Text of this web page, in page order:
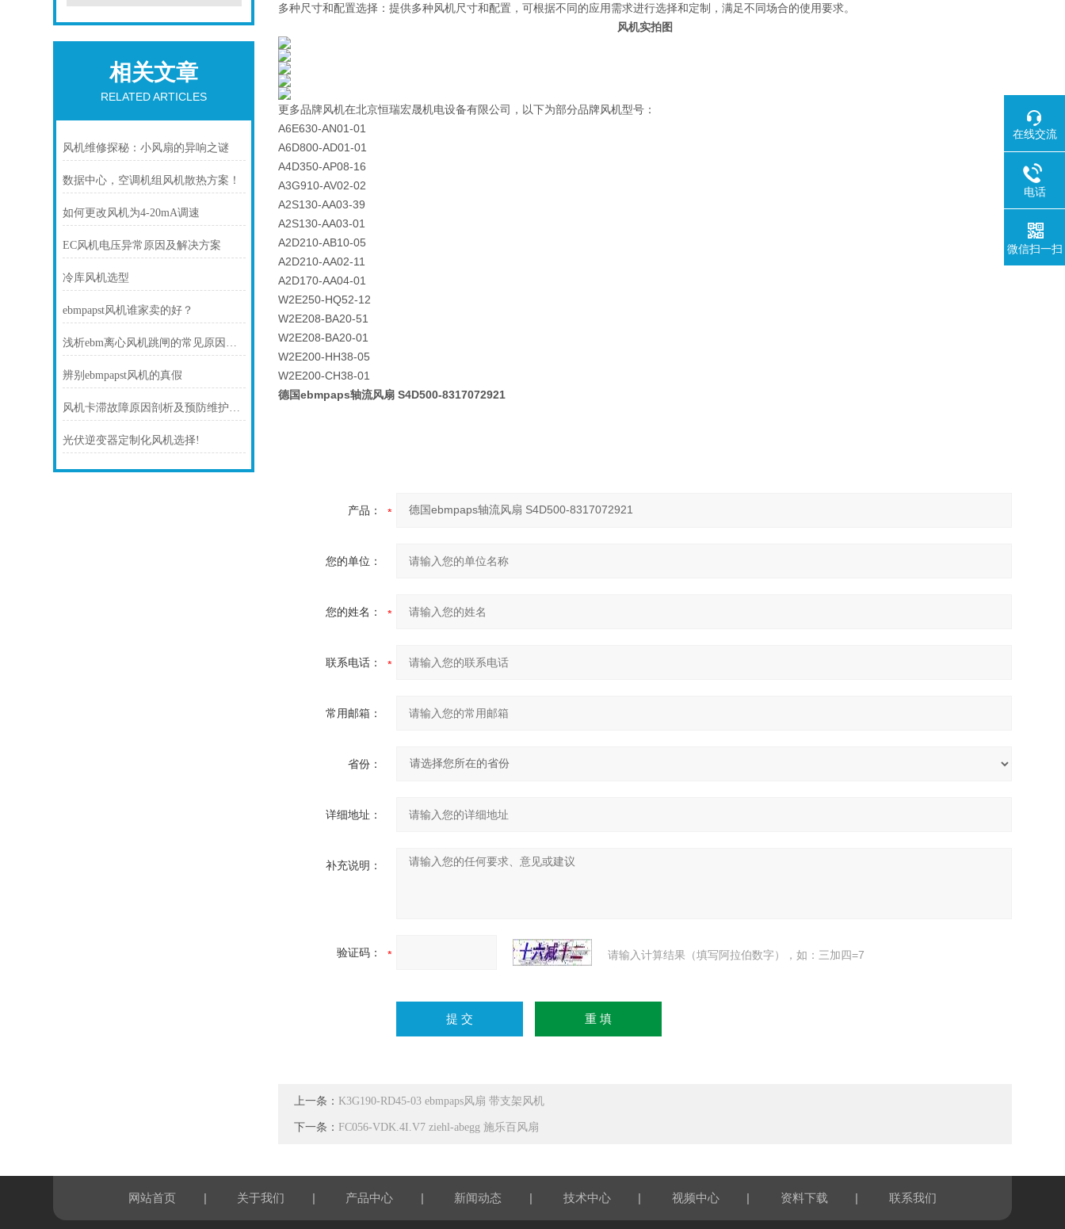
相关文章
RELATED ARTICLES
风机维修探秘：小风扇的异响之谜
数据中心，空调机组风机散热方案！
如何更改风机为4-20mA调速
EC风机电压异常原因及解决方案
冷库风机选型
ebmpapst风机谁家卖的好？
浅析ebm离心风机跳闸的常见原因及处理方法
辨别ebmpapst风机的真假
风机卡滞故障原因剖析及预防维护技巧
光伏逆变器定制化风机选择!
多种尺寸和配置选择：提供多种风机尺寸和配置，可根据不同的应用需求进行选择和定制，满足不同场合的使用要求。
风机实拍图
更多品牌风机在北京恒瑞宏晟机电设备有限公司，以下为部分品牌风机型号：
A6E630-AN01-01
A6D800-AD01-01
A4D350-AP08-16
A3G910-AV02-02
A2S130-AA03-39
A2S130-AA03-01
A2D210-AB10-05
A2D210-AA02-11
A2D170-AA04-01
W2E250-HQ52-12
W2E208-BA20-51
W2E208-BA20-01
W2E200-HH38-05
W2E200-CH38-01
德国ebmpaps轴流风扇 S4D500-8317072921
产品：
您的单位：
您的姓名：
联系电话：
常用邮箱：
省份：
详细地址：
补充说明：
验证码： 请输入计算结果（填写阿拉伯数字），如：三加四=7
上一条： K3G190-RD45-03 ebmpaps风扇 带支架风机
下一条： FC056-VDK.4I.V7 ziehl-abegg 施乐百风扇
网站首页 | 关于我们 | 产品中心 | 新闻动态 | 技术中心 | 视频中心 | 资料下载 | 联系我们
在线交流
电话
微信扫一扫